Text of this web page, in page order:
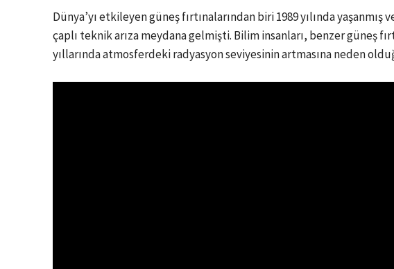
Dünya’yı etkileyen güneş fırtınalarından biri 1989 yılında yaşanmış
çaplı teknik arıza meydana gelmişti. Bilim insanları, benzer güneş
yıllarında atmosferdeki radyasyon seviyesinin artmasına neden